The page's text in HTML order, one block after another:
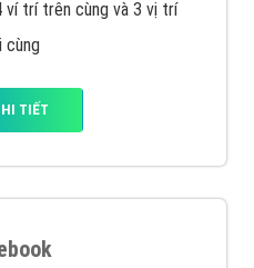
trí trên cùng và 3 vị trí
cùng
TIẾT